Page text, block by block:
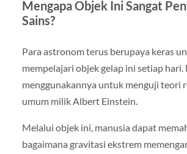
Mengapa Objek Ini Sangat
Sains?
Para astronom terus berupaya keras
mempelajari objek gelap ini setiap hari.
menggunakannya untuk menguji teori
umum milik Albert Einstein.
Melalui objek ini, manusia dapat
bagaimana gravitasi ekstrem